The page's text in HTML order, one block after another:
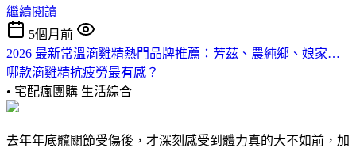
繼續閱讀
5個月前
2026 最新常溫滴雞精熱門品牌推薦：芳茲、農純鄉、娘家…
哪款滴雞精抗疲勞最有感？
• 宅配瘋團購 生活綜合
去年年底髖關節受傷後，才深刻感受到體力真的大不如前，加